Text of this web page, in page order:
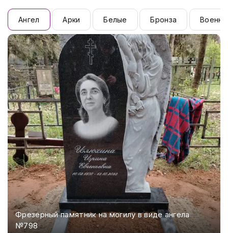
Ангел Арки Белые Бронза
Фрезерный памятник на могилу в виде ангела
№798